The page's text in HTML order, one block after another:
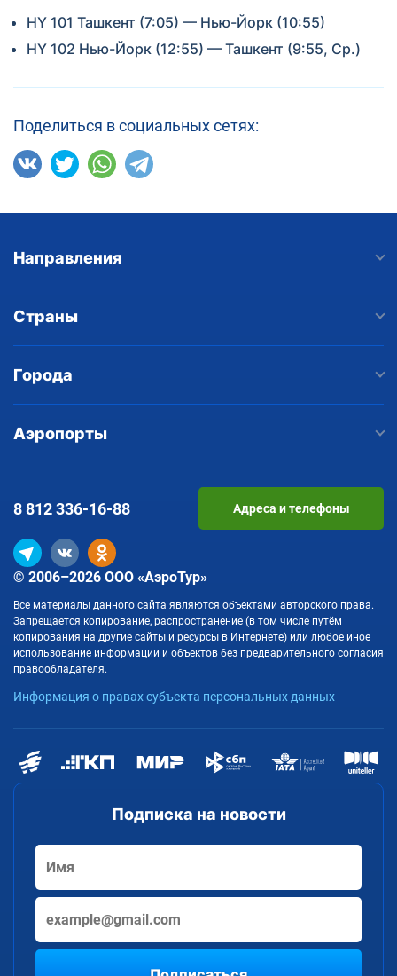
HY 101 Ташкент (7:05) — Нью-Йорк (10:55)
HY 102 Нью-Йорк (12:55) — Ташкент (9:55, Ср.)
Поделиться в социальных сетях:
Направления
Страны
Города
Аэропорты
Подписка на новости
© 2006–2026 ООО «АэроТур»
Все материалы данного сайта являются объектами авторского права.
Запрещается копирование, распространение (в том числе путём
копирования на другие сайты и ресурсы в Интернете) или любое иное
использование информации и объектов без предварительного согласия
правообладателя.
Информация о правах субъекта персональных данных
8 812336-16-88 Адреса и телефоны